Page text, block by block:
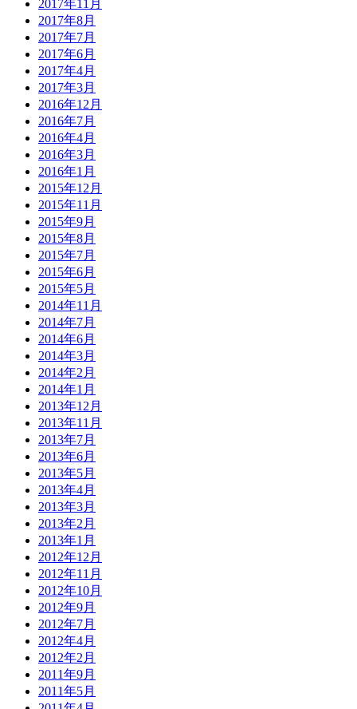
2017年11月
2017年8月
2017年7月
2017年6月
2017年4月
2017年3月
2016年12月
2016年7月
2016年4月
2016年3月
2016年1月
2015年12月
2015年11月
2015年9月
2015年8月
2015年7月
2015年6月
2015年5月
2014年11月
2014年7月
2014年6月
2014年3月
2014年2月
2014年1月
2013年12月
2013年11月
2013年7月
2013年6月
2013年5月
2013年4月
2013年3月
2013年2月
2013年1月
2012年12月
2012年11月
2012年10月
2012年9月
2012年7月
2012年4月
2012年2月
2011年9月
2011年5月